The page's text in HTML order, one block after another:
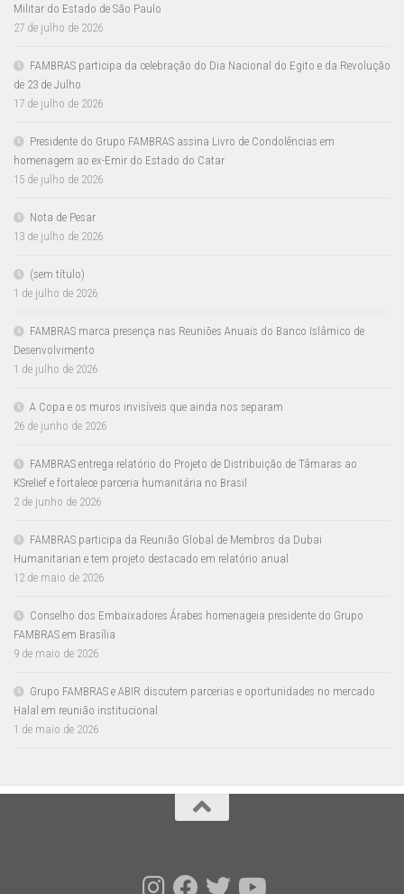
Militar do Estado de São Paulo
27 de julho de 2026
FAMBRAS participa da celebração do Dia Nacional do Egito e da Revolução
de 23 de Julho
17 de julho de 2026
Presidente do Grupo FAMBRAS assina Livro de Condolências em
homenagem ao ex-Emir do Estado do Catar
15 de julho de 2026
Nota de Pesar
13 de julho de 2026
(sem título)
1 de julho de 2026
FAMBRAS marca presença nas Reuniões Anuais do Banco Islâmico de
Desenvolvimento
1 de julho de 2026
A Copa e os muros invisíveis que ainda nos separam
26 de junho de 2026
FAMBRAS entrega relatório do Projeto de Distribuição de Tâmaras ao
KSrelief e fortalece parceria humanitária no Brasil
2 de junho de 2026
FAMBRAS participa da Reunião Global de Membros da Dubai
Humanitarian e tem projeto destacado em relatório anual
12 de maio de 2026
Conselho dos Embaixadores Árabes homenageia presidente do Grupo
FAMBRAS em Brasília
9 de maio de 2026
Grupo FAMBRAS e ABIR discutem parcerias e oportunidades no mercado
Halal em reunião institucional
1 de maio de 2026